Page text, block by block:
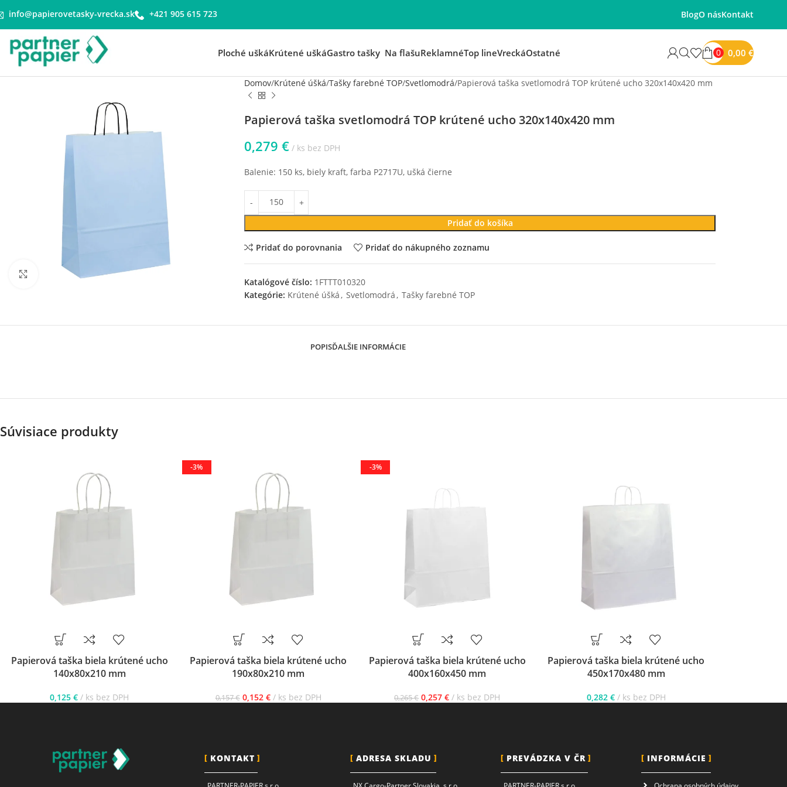
info@papierovetasky-vrecka.sk +421 905 615 723 BlogO násKontakt
Ploché uškáKrútené uškáGastro tašky Na flašuReklamnéTop lineVreckáOstatné 0 0,00 €
Klikni pre zväčšenie
Domov Krútené úšká Tašky farebné TOP Svetlomodrá Papierová taška svetlomodrá TOP krútené ucho 320x140x420 mm
Papierová taška svetlomodrá TOP krútené ucho 320x140x420 mm
0,279€ ks bez DPH
Balenie: 150 ks, biely kraft, farba P2717U, ušká čierne
Pridať do košíka
Pridať do porovnania Pridať do nákupného zoznamu
Katalógové číslo: 1FTTT010320
Kategórie: Krútené úšká, Svetlomodrá, Tašky farebné TOP
POPISĎALŠIE INFORMÁCIE
Súvisiace produkty
Papierová taška biela krútené ucho
140x80x210 mm
0,125€ ks bez DPH
-3%
Papierová taška biela krútené ucho
190x80x210 mm
0,157€ 0,152 € ks bez DPH
-3%
Papierová taška biela krútené ucho
400x160x450 mm
0,265€ 0,257€ ks bez DPH
Papierová taška biela krútené ucho
450x170x480 mm
0,282 € ks bez DPH
KONTAKT ADRESA SKLADU PREVÁDZKA V ČR INFORMÁCIE